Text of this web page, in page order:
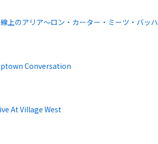
上のアリア～ロン・カーター・ミーツ・バッハ
Conversation
At Village West